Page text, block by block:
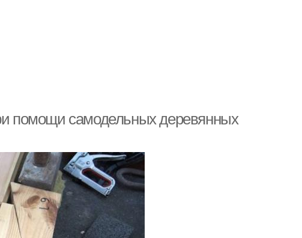
помощи самодельных деревянных